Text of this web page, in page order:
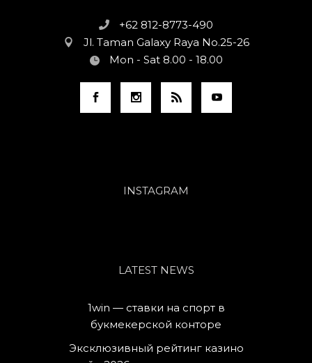
+62 812-8773-490
Jl. Taman Galaxy Raya No.25-26
Mon - Sat 8.00 - 18.00
INSTAGRAM
LATEST NEWS
1win — ставки на спорт в
букмекерской конторе
Эксклюзивный рейтинг казино